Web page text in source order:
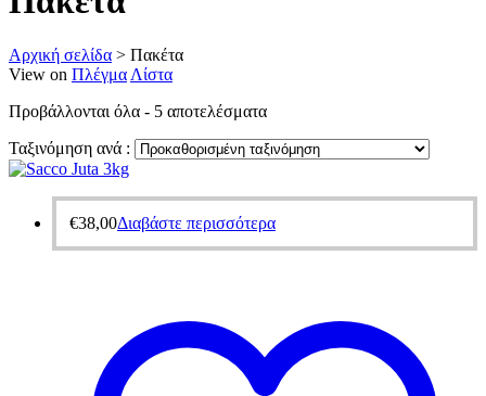
Αρχική σελίδα > Πακέτα
View on Πλέγμα Λίστα
Προβάλλονται όλα - 5 αποτελέσματα
Ταξινόμηση ανά :
€38,00Διαβάστε περισσότερα